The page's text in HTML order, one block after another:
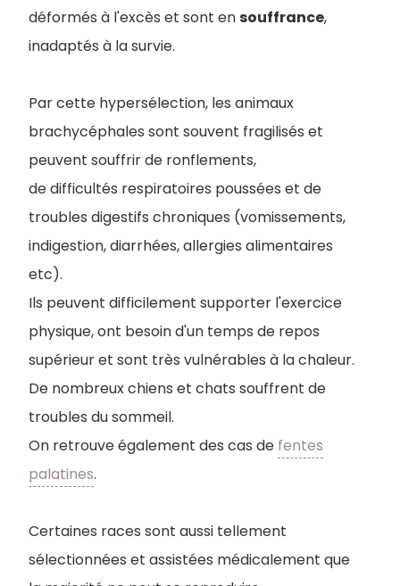
déformés à l'excès et sont ensouffrance,
inadaptés à la survie.
Par cette hypersélection, les animaux
brachycéphales sont souvent fragilisés et
peuvent souffrir de ronflements,
de difficultés respiratoires poussées et de
troubles digestifs chroniques (vomissements,
indigestion, diarrhées, allergies alimentaires
etc).
Ils peuvent difficilement supporter l'exercice
physique, ont besoin d'un temps de repos
supérieur et sont très vulnérables à la chaleur.
De nombreux chiens et chats souffrent de
troubles du sommeil.
On retrouve également des cas de fentes
palatines.
Certaines races sont aussi tellement
sélectionnées et assistées médicalement que